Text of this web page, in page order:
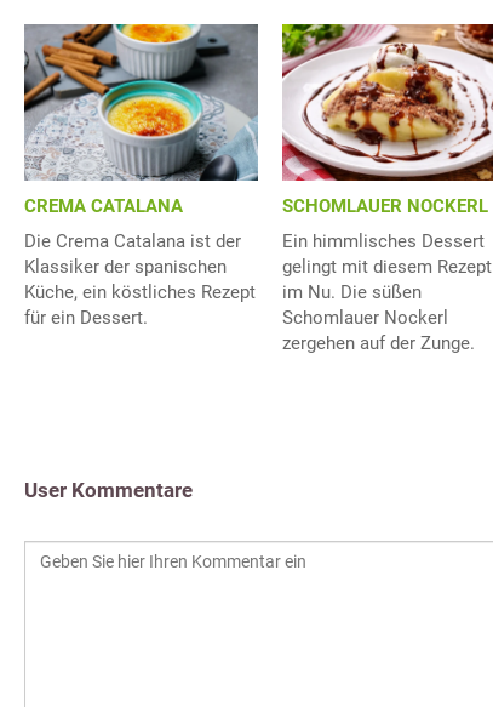
CREMA CATALANA
Die Crema Catalana ist der
Klassiker der spanischen
Küche, ein köstliches Rezept
für ein Dessert.
SCHOMLAUER NOCKERL
Ein himmlisches Dessert
gelingt mit diesem Rezept
im Nu. Die süßen
Schomlauer Nockerl
zergehen auf der Zunge.
User Kommentare